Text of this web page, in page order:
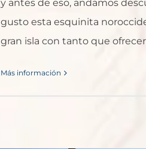
y antes de eso, andamos
gusto esta esquinita
gran isla con tanto que
Más información